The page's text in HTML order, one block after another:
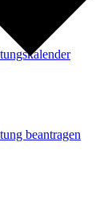
beantragen